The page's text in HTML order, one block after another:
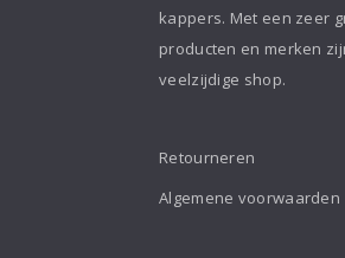
kappers. Met een zeer
producten en merken
veelzijdige shop.
Retourneren
Algemene voorwaarden